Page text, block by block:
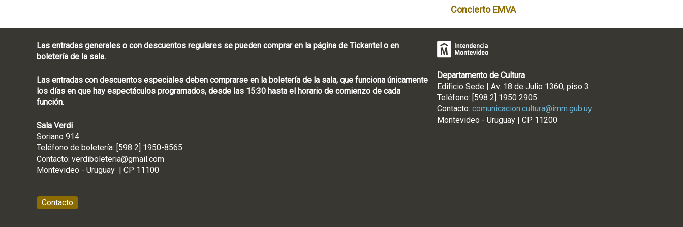
Concierto EMVA
Las entradas generales o con descuentos regulares se pueden comprar en la página de Tickantel o en
boletería de la sala.
Las entradas con descuentos especiales deben comprarse en la boletería de la sala, que funciona únicamente
los días en que hay espectáculos programados, desde las 15:30 hasta el horario de comienzo de cada
función.
Sala Verdi
Soriano 914
Teléfono de boletería: [598 2] 1950-8565
Contacto: verdiboleteria@gmail.com
Montevideo - Uruguay | CP 11100
Contacto
Departamento de Cultura
Edificio Sede | Av. 18 de Julio 1360, piso 3
Teléfono: [598 2] 1950 2905
Contacto: comunicacion.cultura@imm.gub.uy
Montevideo - Uruguay | CP 11200